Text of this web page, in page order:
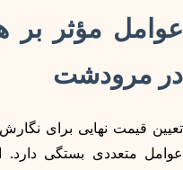
عوامل مؤثر بر
در مرودشت
تعیین قیمت نهایی برای
عوامل متعددی بستگی دارد.